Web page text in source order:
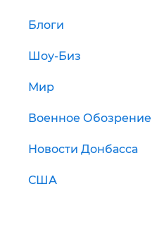
Блоги
Шоу-Биз
Мир
Военное Обозрение
Новости Донбасса
США